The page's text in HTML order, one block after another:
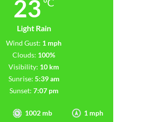
23
Light Rain
1002 mb 1 mph
Wind Gust: 1 mph
Clouds: 100%
Visibility: 10 km
Sunrise: 5:39 am
Sunset: 7:07 pm